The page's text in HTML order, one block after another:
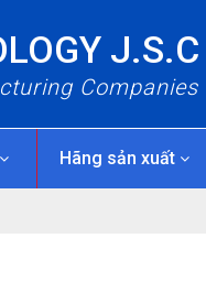
J.S.C
Companies
Hãng sản xuất